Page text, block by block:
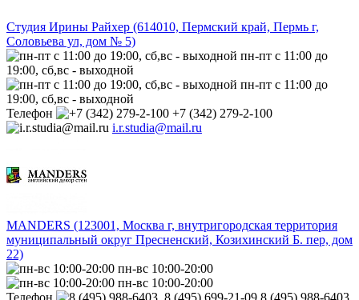
Студия Ирины Райхер (614010, Пермский край, Пермь г,
Соловьева ул, дом № 5)
пн-пт с 11:00 до
19:00, сб,вс - выходной
пн-пт с 11:00 до
19:00, сб,вс - выходной
Телефон
+7 (342) 279-2-100
i.r.studia@mail.ru
MANDERS (123001, Москва г, внутригородская территория
муниципальный округ Пресненский, Козихинский Б. пер, дом
22)
пн-вс 10:00-20:00
пн-вс 10:00-20:00
Телефон
8 (495) 988-6403,